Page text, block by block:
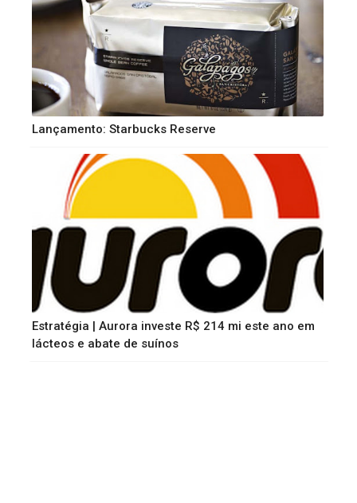
Lançamento: Starbucks Reserve
Estratégia | Aurora investe R$ 214 mi este ano em
lácteos e abate de suínos